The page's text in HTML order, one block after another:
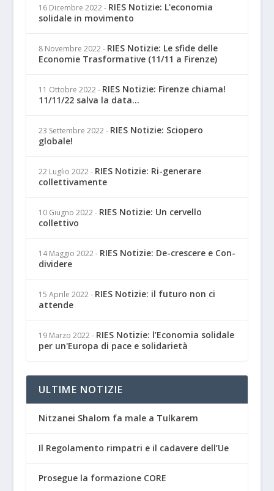
16 Dicembre 2022 - RIES Notizie: L'economia
solidale in movimento
8 Novembre 2022 - RIES Notizie: Le sfide delle
Economie Trasformative (11/11 a Firenze)
11 Ottobre 2022 - RIES Notizie: Firenze chiama!
11/11/22 salva la data...
23 Settembre 2022 - RIES Notizie: Sciopero
globale!
22 Luglio 2022 - RIES Notizie: Ri-generare
collettivamente
10 Giugno 2022 - RIES Notizie: Un cervello
collettivo
14 Maggio 2022 - RIES Notizie: De-crescere e Con-
dividere
15 Aprile 2022 - RIES Notizie: il futuro non ci
attende
19 Marzo 2022 - RIES Notizie: l’Economia solidale
per un'Europa di pace e solidarietà
ULTIME NOTIZIE
Nitzanei Shalom fa male a Tulkarem
Il Regolamento rimpatri e il cadavere dell’Ue
Prosegue la formazione CORE